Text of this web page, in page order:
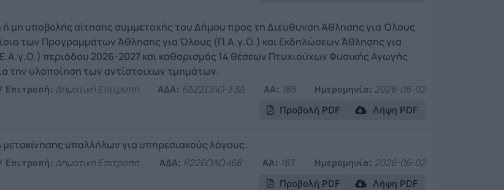
ή μη υποβολής αίτησης συμμετοχής του Δήμου προς τη Διεύθυνση Άθλησης για Όλους
των Προγραμμάτων Άθλησης για Όλους (Π.Α.γ.Ο.) και Εκδηλώσεων Άθλησης για
περιόδου 2026-2027 και καθορισμός 14 θέσεων Πτυχιούχων Φυσικής Αγωγής
την υλοποίηση των αντίστοιχων τμημάτων.
Επιτροπή: Δημοτική Επιτροπή ΑΔΑ: 6ΔΖΣΩΛΟ-Σ3Δ ΑΑ: 185 Ημερομηνία: 2026-06-02
Προβολή PDF Λήψη PDF
μετακίνησης υπαλλήλων για υπηρεσιακούς λόγους.
Επιτροπή: Δημοτική Επιτροπή ΑΔΑ: Ρ226ΩΛΟ-Ι68 ΑΑ: 183 Ημερομηνία: 2026-06-02
Προβολή PDF Λήψη PDF